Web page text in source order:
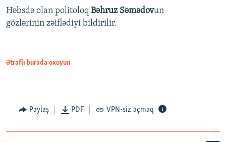
Həbsdə olan politoloq Bəhruz Səmədovun
gözlərinin zəiflədiyi bildirilir.
Ətraflı burada oxuyun
Paylaş PDF VPN-siz açmaq